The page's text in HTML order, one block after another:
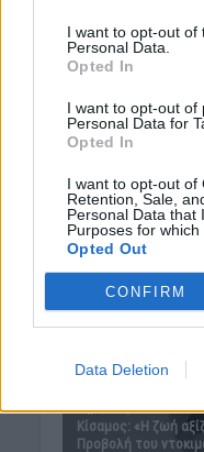
I want to opt-out of
Personal Data.
Opted In
I want to opt-out of
Personal Data for
Opted In
I want to opt-out of
Retention, Sale,
Personal Data that
Purposes for which
Opted Out
CONFIRM
Data Deletion